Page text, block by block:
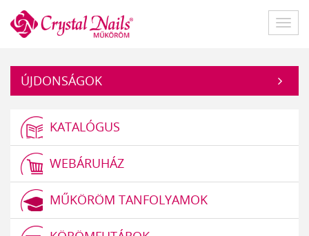
Műköröm
ÚJDONSÁGOK
KATALÓGUS
WEBÁRUHÁZ
MŰKÖRÖM TANFOLYAMOK